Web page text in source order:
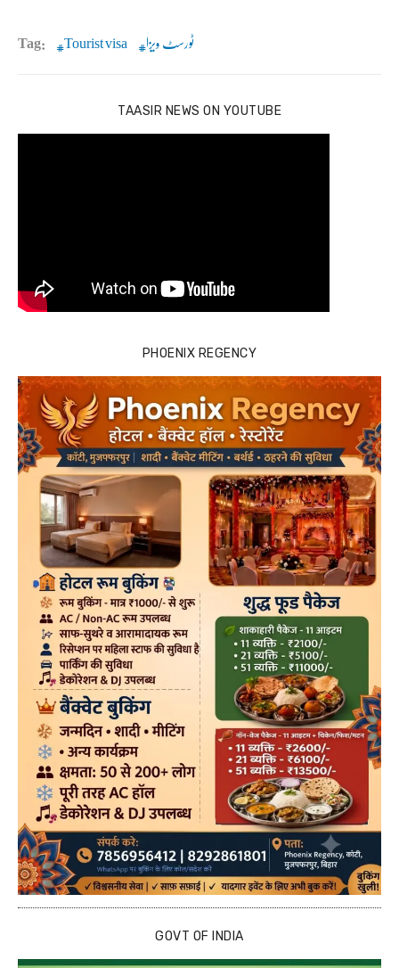
Tag: Tourist visa ٹورسٹ ویزا
TAASIR NEWS ON YOUTUBE
PHOENIX REGENCY
GOVT OF INDIA